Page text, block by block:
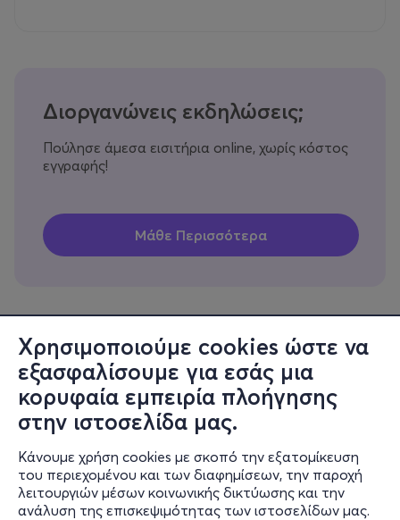
Χρησιμοποιούμε cookies ώστε να
εξασφαλίσουμε για εσάς μια
κορυφαία εμπειρία πλοήγησης
στην ιστοσελίδα μας.
Κάνουμε χρήση cookies με σκοπό την εξατομίκευση
του περιεχομένου και των διαφημίσεων, την παροχή
λειτουργιών μέσων κοινωνικής δικτύωσης και την
ανάλυση της επισκεψιμότητας των ιστοσελίδων μας.
Διοργανώνεις εκδηλώσεις;
Πούλησε άμεσα εισιτήρια online, χωρίς κόστος
εγγραφής!
Πληροφορίες
Υποστήριξη
Stay Connected